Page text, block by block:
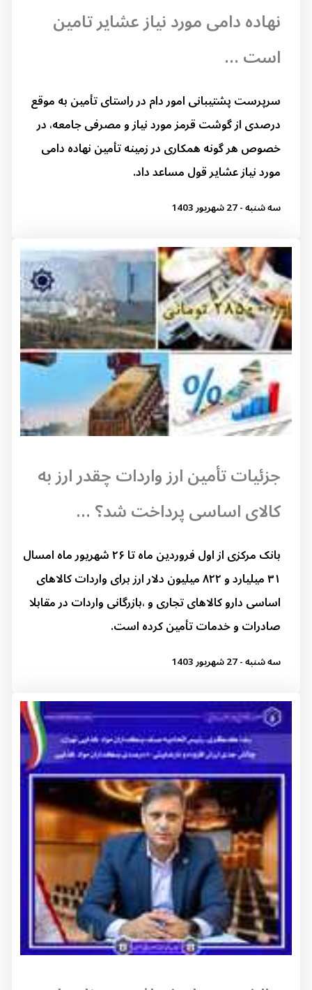
نهاده دامی مورد نیاز عشایر تامین
است ...
سرپرست پشتیبانی امور دام در راستای تأمین به موقع
درصدی از گوشت قرمز مورد نیاز و مصرفی جامعه، در
خصوص هر گونه همکاری در زمینه تأمین نهاده دامی
مورد نیاز عشایر قول مساعد داد.
سه شنبه - 27 شهریور 1403
جزئیات تأمین ارز واردات چقدر ارز به
کالای اساسی پرداخت شد؟ ...
بانک مرکزی از اول فروردین ماه تا ۲۶ شهریور ماه امسال
۳۱ میلیارد و ۸۲۲ میلیون دلار ارز برای واردات کالاهای
اساسی دارو کالاهای تجاری و ،بازرگانی واردات در مقابلا
صادرات و خدمات تأمین کرده است.
سه شنبه - 27 شهریور 1403